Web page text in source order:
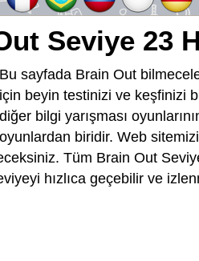
Seviye 23
Bu sayfada Brain Out
için beyin testinizi ve keşfinizi
diğer bilgi yarışması
oyunlardan biridir. Web
Tüm Brain Out
hızlıca geçebilir ve